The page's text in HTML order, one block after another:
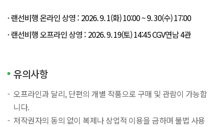
· 랜선비행 온라인 상영 : 2026. 9. 1(화) 10:00 ~ 9. 30(수) 17:00
· 랜선비행 오프라인 상영 : 2026. 9. 19(토) 14:45 CGV연남 4관
유의사항
오프라인과 달리, 단편의 개별 작품으로 구매 및 관람이 가능합
니다.
저작권자의 동의 없이 복제나 상업적 이용을 금하며 불법 사용